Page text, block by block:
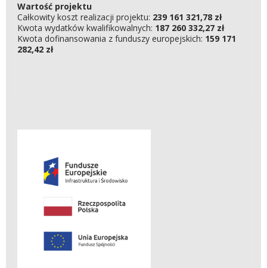
Wartość projektu
Całkowity koszt realizacji projektu: 239 161 321,78 zł
Kwota wydatków kwalifikowalnych: 187 260 332,27 zł
Kwota dofinansowania z funduszy europejskich: 159 171
282,42 zł